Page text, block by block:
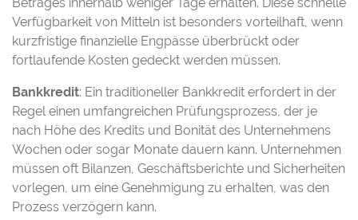
Verfügbarkeit von Mitteln ist besonders vorteilhaft, wenn
kurzfristige finanzielle Engpässe überbrückt oder
fortlaufende Kosten gedeckt werden müssen.
Bankkredit: Ein traditioneller Bankkredit erfordert in der
Regel einen umfangreichen Prüfungsprozess, der je
nach Höhe des Kredits und Bonität des Unternehmens
Wochen oder sogar Monate dauern kann. Unternehmen
müssen oft Bilanzen, Geschäftsberichte und Sicherheiten
vorlegen, um eine Genehmigung zu erhalten, was den
Prozess verzögern kann.